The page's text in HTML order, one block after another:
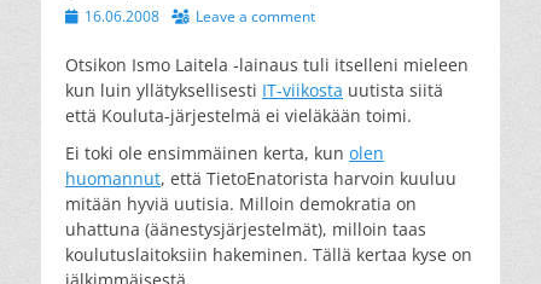
Posted16.06.2008 Leave a comment
Otsikon Ismo Laitela -lainaus tuli itselleni mieleen
kun luin yllätyksellisesti IT-viikosta uutista siitä
että Kouluta-järjestelmä ei vieläkään toimi.
Ei toki ole ensimmäinen kerta, kun olen
huomannut, että TietoEnatorista harvoin kuuluu
mitään hyviä uutisia. Milloin demokratia on
uhattuna (äänestysjärjestelmät), milloin taas
koulutuslaitoksiin hakeminen. Tällä kertaa kyse on